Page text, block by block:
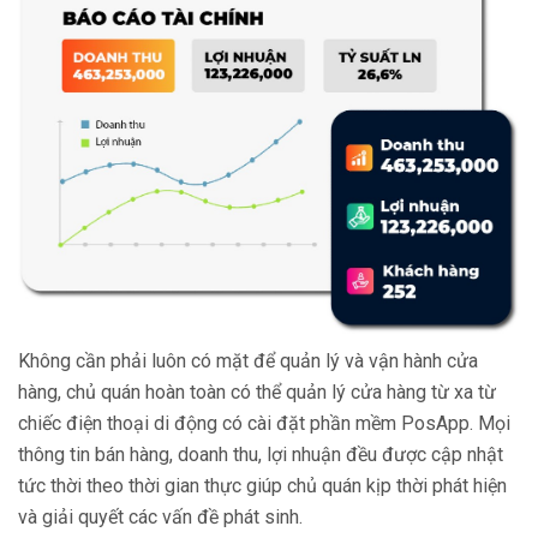
Không cần phải luôn có mặt để quản lý và vận hành cửa
hàng, chủ quán hoàn toàn có thể quản lý cửa hàng từ xa từ
chiếc điện thoại di động có cài đặt phần mềm PosApp. Mọi
thông tin bán hàng, doanh thu, lợi nhuận đều được cập nhật
tức thời theo thời gian thực giúp chủ quán kịp thời phát hiện
và giải quyết các vấn đề phát sinh.